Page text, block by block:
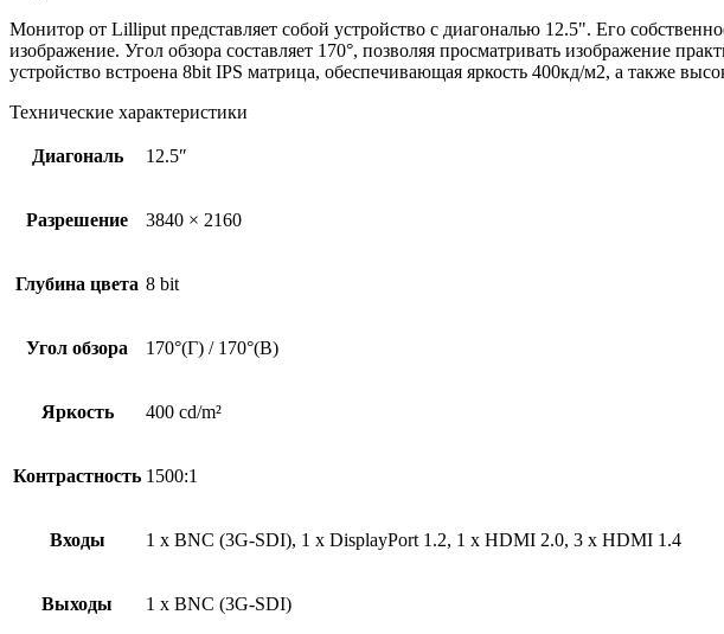
Монитор от Lilliput представляет собой устройство с диагональю 12.5". Его
изображение. Угол обзора составляет 170°, позволяя просматривать изображение
устройство встроена 8bit IPS матрица, обеспечивающая яркость 400кд/м2, а также
Технические характеристики
Диагональ 12.5″
Разрешение 3840 × 2160
Глубина цвета 8 bit
Угол обзора 170°(Г) / 170°(В)
Яркость 400 cd/m²
Контрастность 1500:1
Входы 1 x BNC (3G-SDI), 1 x DisplayPort 1.2, 1 x HDMI 2.0, 3 x HDMI 1.4
Выходы 1 x BNC (3G-SDI)